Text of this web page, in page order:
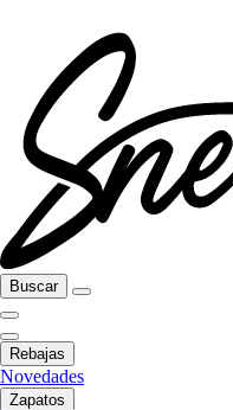
Buscar
Rebajas
Novedades
Zapatos